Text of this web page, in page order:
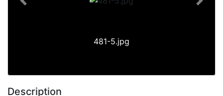
481-5.jpg
Previous Next
Description